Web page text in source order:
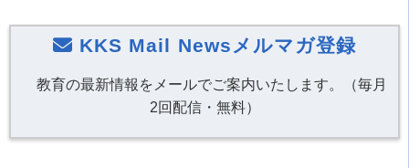
KKS Mail Newsメルマガ登録
教育の最新情報をメールでご案内いたします。（毎月
2回配信・無料）